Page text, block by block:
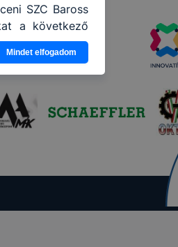
SZC Baross
a következő
használja Ön
látogatja, vagy
még jobb
fejlesztése.
modern
A legtöbb
vagy lehetővé
törlése által
funkcióinak
Mindet elfogadom